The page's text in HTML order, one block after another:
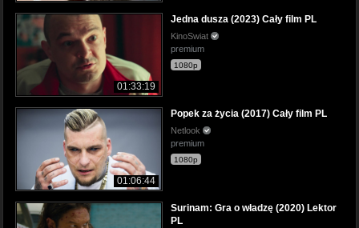
01:33:19
Jedna dusza (2023) Cały film PL
KinoSwiat
premium
1080p
01:06:44
Popek za życia (2017) Cały film PL
Netlook
premium
1080p
Surinam: Gra o władzę (2020) Lektor
PL